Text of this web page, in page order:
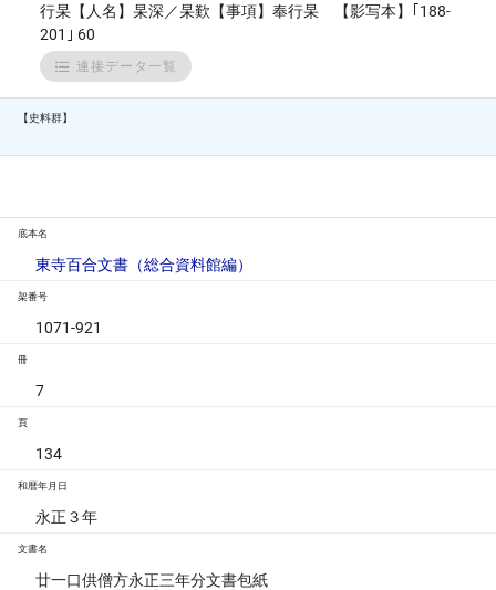
行杲【人名】杲深／杲歎【事項】奉行杲 【影写本】｢188-
201｣ 60
連接データ一覧
【史料群】
底本名
東寺百合文書（総合資料館編）
架番号
1071-921
冊
7
頁
134
和暦年月日
永正３年
文書名
廿一口供僧方永正三年分文書包紙